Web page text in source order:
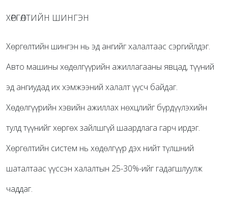
ХӨРГӨЛТИЙН ШИНГЭН
Хөргөлтийн шингэн нь эд ангийг халалтаас сэргийлдэг.
Авто машины хөдөлгүүрийн ажиллагааны явцад, түүний
эд ангиудад их хэмжээний халалт үүсч байдаг.
Хөдөлгүүрийн хэвийн ажиллах нөхцлийг бүрдүүлэхийн
тулд түүнийг хөргөх зайлшгүй шаардлага гарч ирдэг.
Хөргөлтийн систем нь хөдөлгүүр дэх нийт түлшний
шаталтаас үүссэн халалтын 25-30%-ийг гадагшлуулж
чаддаг.